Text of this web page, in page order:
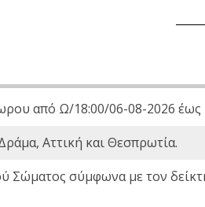
από Ω/18:00/06-08-2026
Αττική και Θεσπρωτία.
Σώματος σύμφωνα με τον